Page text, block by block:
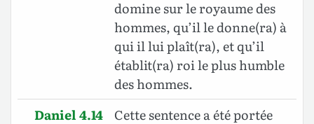
domine sur le royaume des
hommes, qu’il le donne(ra) à
qui il lui plaît(ra), et qu’il
établit(ra) roi le plus humble
des hommes.
Daniel 4.14
Cette sentence a été portée